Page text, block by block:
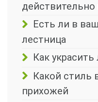
действительно
Есть ли в
лестница
Как
Какой стиль
прихожей